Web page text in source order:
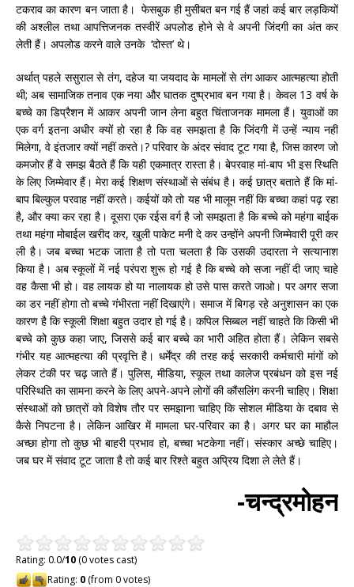
टकराव का कारण बन जाता है। फेसबुक ही मुसीबत बन गई हैं जहां कई बार लड़कियों
की अश्लील तथा आपत्तिजनक तस्वीरें अपलोड होने से वे अपनी जिंदगी का अंत कर
लेती हैं। अपलोड करने वाले उनके ‘दोस्त’ थे।
अर्थात् पहले ससुराल से तंग, दहेज या जयदाद के मामलों से तंग आकर आत्महत्या होती
थी; अब सामाजिक तनाव एक नया और घातक दुष्प्रभाव बन गया है। केवल 13 वर्ष के
बच्चे का डिप्रैशन में आकर अपनी जान लेना बहुत चिंताजनक मामला हैं। युवाओं का
एक वर्ग इतना अधीर क्यों हो रहा है कि वह समझता है कि जिंदगी में उन्हें न्याय नहीं
मिलेगा, वे इंतजार क्यों नहीं करते।? परिवार के अंदर संवाद टूट गया है, जिस कारण जो
कमजोर हैं वे समझ बैठते हैं कि यही एकमात्र रास्ता है। बेपरवाह मां-बाप भी इस स्थिति
के लिए जिम्मेवार हैं। मेरा कई शिक्षण संस्थाओं से संबंध है। कई छात्र बताते हैं कि मां-
बाप बिल्कुल परवाह नहीं करते। कईयों को तो यह भी मालूम नहीं कि बच्चा कहां पढ़ रहा
है, और क्या कर रहा है। दूसरा एक रईस वर्ग है जो समझता है कि बच्चे को महंगा बाईक
तथा महंगा मोबाईल खरीद कर, खुली पाकेट मनी दे कर उन्होंने अपनी जिम्मेवारी पूरी कर
ली है। जब बच्चा भटक जाता है तो पता चलता है कि उसकी उदारता ने सत्यानाश
किया है। अब स्कूलों में नई परंपरा शुरू हो गई है कि बच्चे को सजा नहीं दी जाए चाहे
वह कैसा भी हो। वह लायक हो या नालायक हो उसे पास करते जाओ। पर अगर सजा
का डर नहीं होगा तो बच्चे गंभीरता नहीं दिखाएंगे। समाज में बिगड़ रहे अनुशासन का एक
कारण है कि स्कूली शिक्षा बहुत उदार हो गई है। कपिल सिब्बल नहीं चाहते कि किसी भी
बच्चे को कुछ कहा जाए, जिससे कई बार बच्चे का भारी अहित होता हैं। लेकिन सबसे
गंभीर यह आत्महत्या की प्रवृत्ति है। धर्मेंद्र की तरह कई सरकारी कर्मचारी मांगों को
लेकर टंकी पर चढ़ जाते हैं। पुलिस, मीडिया, स्कूल तथा कालेज प्रबंधन को इस नई
परिस्थिति का सामना करने के लिए अपने-अपने लोगों की कौंसलिंग करनी चाहिए। शिक्षा
संस्थाओं को छात्रों को विशेष तौर पर समझाना चाहिए कि सोशल मीडिया के दबाव से
कैसे निपटना है। लेकिन आखिर में मामला घर-परिवार का है। अगर घर का माहौल
अच्छा होगा तो कुछ भी बाहरी प्रभाव हो, बच्चा भटकेगा नहीं। संस्कार अच्छे चाहिए।
जब घर में संवाद टूट जाता है तो कई बार रिश्ते बहुत अप्रिय दिशा ले लेते हैं।
-चन्द्रमोहन
Rating: 0.0/10 (0 votes cast)
Rating: 0 (from 0 votes)